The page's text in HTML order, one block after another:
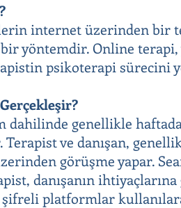
internet üzerinden bir
bir yöntemdir. Online
psikoterapi sürecini
genellikle
Terapist ve danışan,
görüşme yapar.
danışanın
platformlar